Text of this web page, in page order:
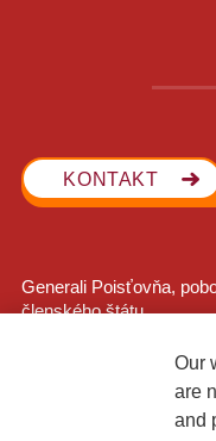
KONTAKT
Generali Poisťovňa,
členského štátu
Our
are
and